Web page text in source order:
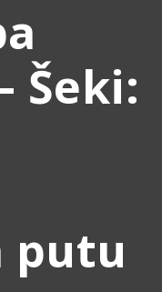
Šeki:
putu